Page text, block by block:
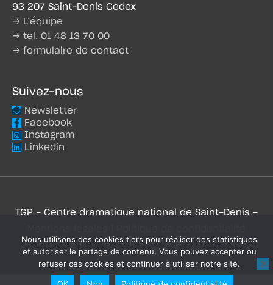
93 207 Saint-Denis Cedex
→ L’équipe
→ tel. 01 48 13 70 00
→ formulaire de contact
Suivez-nous
Newsletter
Facebook
Instagram
Linkedin
TGP - Centre dramatique national de Saint-Denis -
Nous utilisons des cookies tiers pour réaliser des statistiques
et autoriser le partage de contenu. Vous pouvez accepter ou
refuser ces cookies et continuer à utiliser notre site.